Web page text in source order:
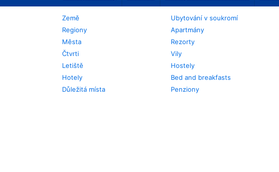
Země
Regiony
Města
Čtvrti
Letiště
Hotely
Důležitá místa
Ubytování v soukromí
Apartmány
Rezorty
Vily
Hostely
Bed and breakfasts
Penziony